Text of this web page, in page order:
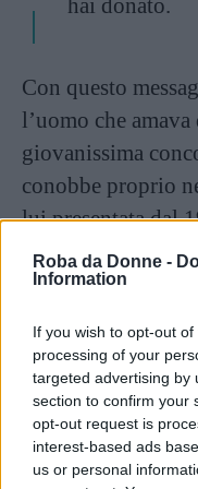
Roba da Donne -
Information
If you wish to opt-out
processing of your
targeted advertising by
section to confirm your
opt-out request is
interest-based ads
us or personal
hai donato.
Con questo
l’uomo che
giovanissima
conobbe proprio
lui presentata dal
nel 2011-2012.
sfidò critiche e
di tv, Rita Dalla
anagrafico che li
Fabrizio e
sentimento senza
commenti, e nel